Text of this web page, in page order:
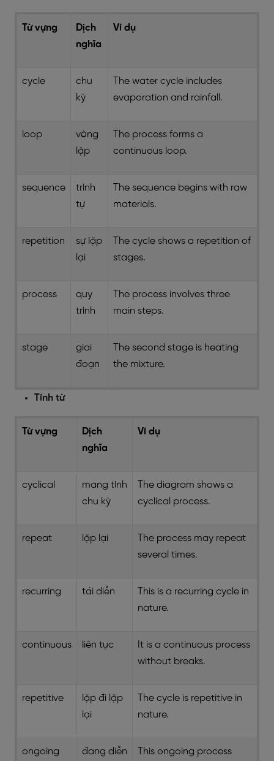
Từ vựng
Dịch
nghĩa
Ví dụ
cycle
chu
kỳ
The water cycle includes
evaporation and rainfall.
loop
vòng
lặp
The process forms a
continuous loop.
sequence
trình
tự
The sequence begins with raw
materials.
repetition
sự lặp
lại
The cycle shows a repetition of
stages.
process
quy
trình
The process involves three
main steps.
stage
giai
đoạn
The second stage is heating
the mixture.
Tính từ
Từ vựng
Dịch
nghĩa
Ví dụ
cyclical
mang tính
chu kỳ
The diagram shows a
cyclical process.
repeat lặp lại
The process may repeat
several times.
recurring tái diễn
This is a recurring cycle in
nature.
continuous liên tục
It is a continuous process
without breaks.
repetitive
lặp đi lặp
lại
The cycle is repetitive in
nature.
ongoing
đang diễn
This ongoing process